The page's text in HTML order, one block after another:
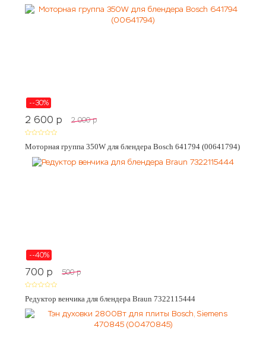
--30%
2 600 p 2 000 p
Моторная группа 350W для блендера Bosch 641794 (00641794)
--40%
700 p 500 p
Редуктор венчика для блендера Braun 7322115444